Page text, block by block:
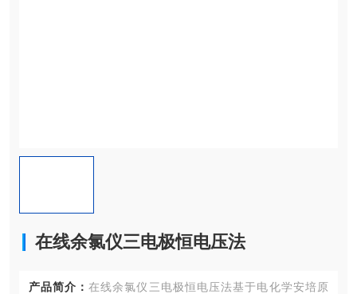
在线余氯仪三电极恒电压法
产品简介： 在线余氯仪三电极恒电压法基于电化学安培原